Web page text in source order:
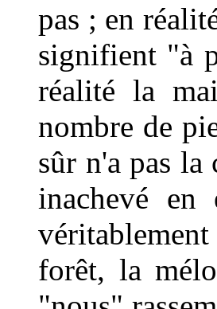
pas ; en
signifient "à
réalité la
nombre de
sûr n'a pas la
inachevé en
forêt, la